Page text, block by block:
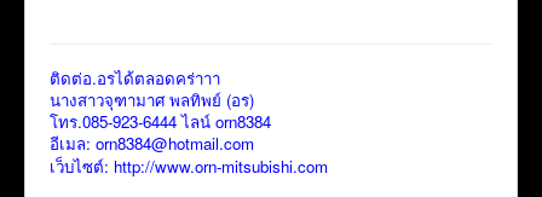
ติดต่อ.อรได้ตลอดคร่าาา
นางสาวจุฑามาศ พลทิพย์ (อร)
โทร.085-923-6444 ไลน์ orn8384
อีเมล: orn8384@hotmail.com
เว็บไซต์: http://www.orn-mitsubishi.com